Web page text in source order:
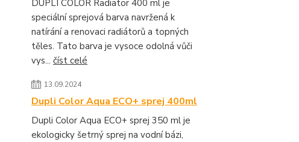
DUPLI COLOR Radiator 400 ml je
speciální sprejová barva navržená k
natírání a renovaci radiátorů a topných
těles. Tato barva je vysoce odolná vůči
vys... číst celé
13.09.2024
Dupli Color Aqua ECO+ sprej 400ml
Dupli Color Aqua ECO+ sprej 350 ml je
ekologicky šetrný sprej na vodní bázi,